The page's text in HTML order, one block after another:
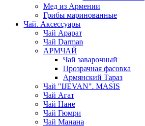
Мед из Армении
Грибы маринованные
Чай. Аксессуары
Чай Арарат
Чай Darman
АРМЧАЙ
Чай заварочный
Прозрачная фасовка
Армянский Тараз
Чай "IJEVAN". MASIS
Чай Агат
Чай Нане
Чай Гюмри
Чай Манана